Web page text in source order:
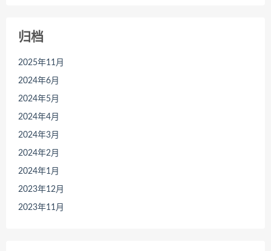
归档
2025年11月
2024年6月
2024年5月
2024年4月
2024年3月
2024年2月
2024年1月
2023年12月
2023年11月